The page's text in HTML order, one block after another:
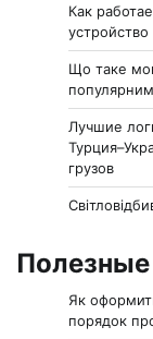
Как
Що таке
Лучшие
грузов
Полезные
Як
порядок